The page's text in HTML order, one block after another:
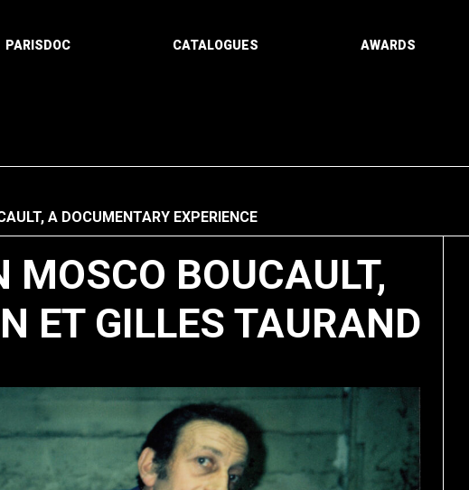
PARISDOC CATALOGUES AWARDS
A DOCUMENTARY EXPERIENCE
MOSCO BOUCAULT,
ET GILLES TAURAND